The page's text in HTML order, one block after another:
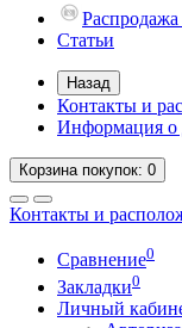
Распродажа
Статьи
Назад
Контакты и
Информация о
Корзинапокупок: 0
Контакты и
Сравнение0
Закладки0
Личный